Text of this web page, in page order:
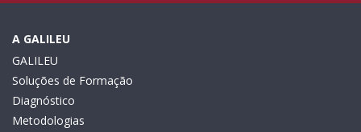
A GALILEU
GALILEU
Soluções de Formação
Diagnóstico
Metodologias